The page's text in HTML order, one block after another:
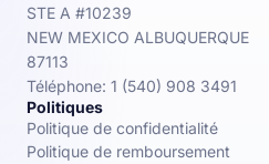
STE A #10239
NEW MEXICO ALBUQUERQUE
87113
Téléphone: 1 (540) 908 3491
Politiques
Politique de confidentialité
Politique de remboursement